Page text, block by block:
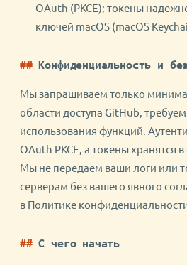
OAuth (PKCE); токены
ключей macOS (macOS
Конфиденциальность и
Мы запрашиваем только
области доступа GitHub,
использования функций.
OAuth PKCE, а токены хранятся
Мы не передаем ваши логи или
серверам без вашего явного
в Политике
С чего начать